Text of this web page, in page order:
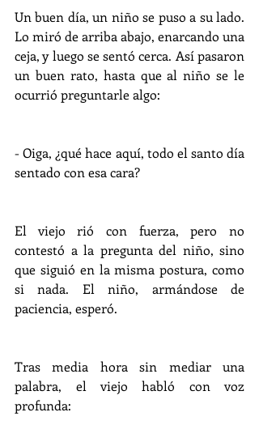
Un buen día, un niño se puso a su lado.
Lo miró de arriba abajo, enarcando una
ceja, y luego se sentó cerca. Así pasaron
un buen rato, hasta que al niño se le
ocurrió preguntarle algo:
- Oiga, ¿qué hace aquí, todo el santo día
sentado con esa cara?
El viejo rió con fuerza, pero no
contestó a la pregunta del niño, sino
que siguió en la misma postura, como
si nada. El niño, armándose de
paciencia, esperó.
Tras media hora sin mediar una
palabra, el viejo habló con voz
profunda: